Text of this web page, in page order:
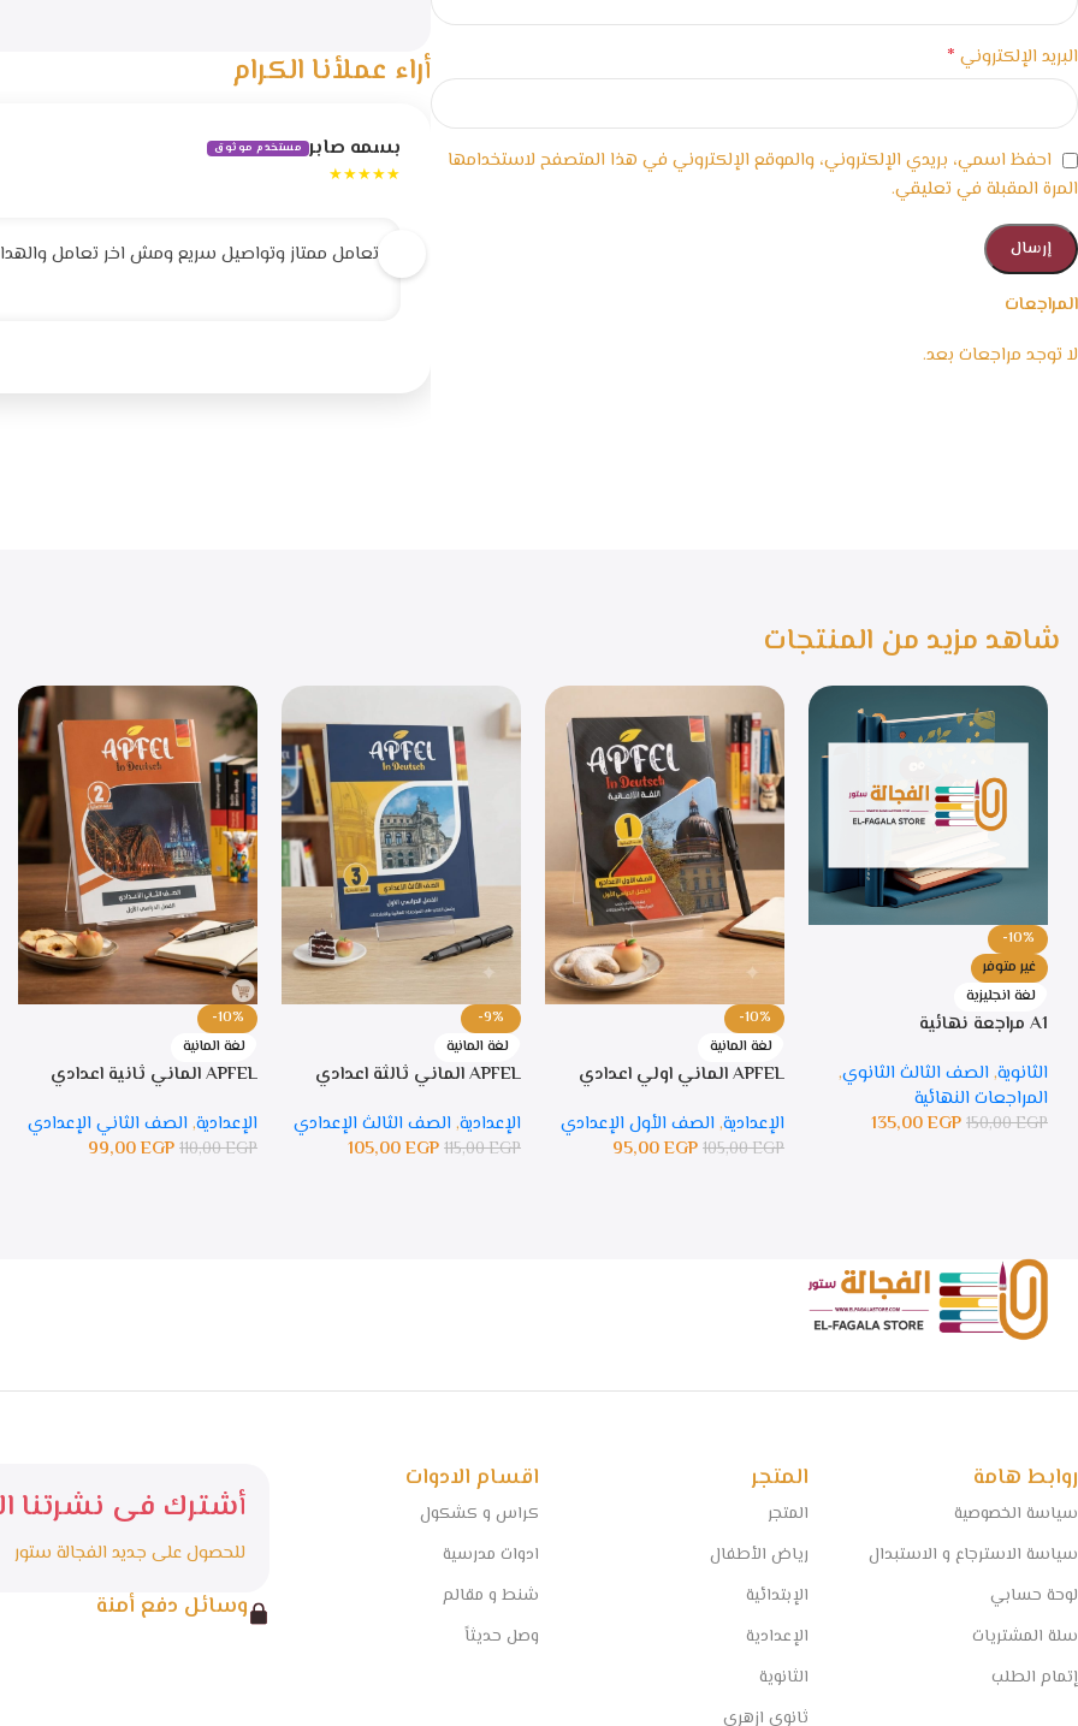
المراجعات
لا توجد مراجعات بعد.
البريد الإلكتروني *
احفظ اسمي، بريدي الإلكتروني، والموقع الإلكتروني في هذا المتصفح لاستخدامها
المرة المقبلة في تعليقي.
أراء عملأنا الكرام
بسمه صابر مستخدم موثوق
★★★★★
تعامل ممتاز وتواصيل سريع ومش اخر تعامل
شاهد مزيد من المنتجات
-10%
غير متوفر
لغة انجليزية
A1 مراجعة نهائية
الثانوية, الصف الثالث الثانوي,
المراجعات النهائية
150,00EGP
135,00EGP
-10%
لغة المانية
APFEL الماني اولي اعدادي
الإعدادية, الصف الأول الإعدادي
105,00EGP
95,00EGP
-9%
لغة المانية
APFEL الماني ثالثة اعدادي
الإعدادية, الصف الثالث الإعدادي
115,00EGP
105,00EGP
-10%
لغة المانية
APFEL الماني ثانية اعدادي
الإعدادية, الصف الثاني الإعدادي
110,00EGP
99,00EGP
روابط هامة
سياسة الخصوصية
سياسة الاسترجاع و الاستبدال
لوحة حسابي
سلة المشتريات
إتمام الطلب
المتجر
المتجر
رياض الأطفال
الإبتدائية
الإعدادية
الثانوية
ثانوى ازهرى
اقسام الادوات
كراس و كشكول
ادوات مدرسية
شنط و مقالم
وصل حديثاً
أشترك فى نشرتنا
للحصول على جديد الفجالة ستور
وسائل دفع أمنة